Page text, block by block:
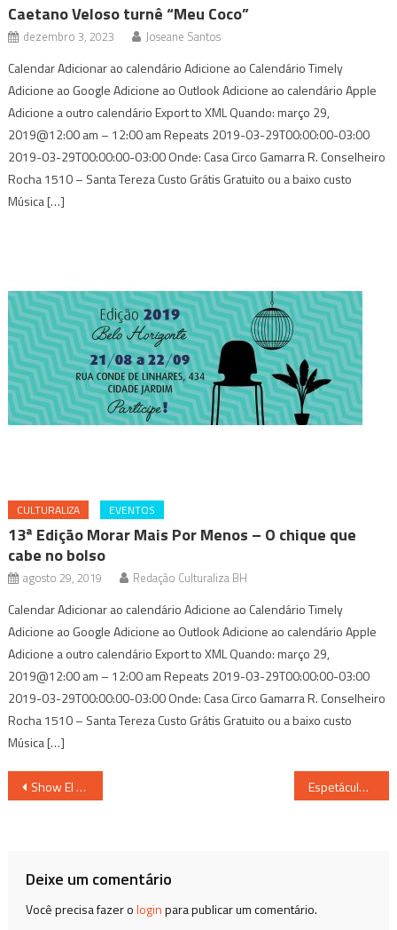
Caetano Veloso turnê “Meu Coco”
dezembro 3, 2023 Joseane Santos
Calendar Adicionar ao calendário Adicione ao Calendário Timely
Adicione ao Google Adicione ao Outlook Adicione ao calendário Apple
Adicione a outro calendário Export to XML Quando: março 29,
2019@12:00 am – 12:00 am Repeats 2019-03-29T00:00:00-03:00
2019-03-29T00:00:00-03:00 Onde: Casa Circo Gamarra R. Conselheiro
Rocha 1510 – Santa Tereza Custo Grátis Gratuito ou a baixo custo
Música […]
CULTURALIZA EVENTOS
13ª Edição Morar Mais Por Menos – O chique que
cabe no bolso
agosto 29, 2019 Redação Culturaliza BH
Calendar Adicionar ao calendário Adicione ao Calendário Timely
Adicione ao Google Adicione ao Outlook Adicione ao calendário Apple
Adicione a outro calendário Export to XML Quando: março 29,
2019@12:00 am – 12:00 am Repeats 2019-03-29T00:00:00-03:00
2019-03-29T00:00:00-03:00 Onde: Casa Circo Gamarra R. Conselheiro
Rocha 1510 – Santa Tereza Custo Grátis Gratuito ou a baixo custo
Música […]
Navegação
Show El Toro Fuerte – Lançamento Espetáculo “Banho de Sol”
Deixe um comentário
Você precisa fazer ologinpara publicar um comentário.